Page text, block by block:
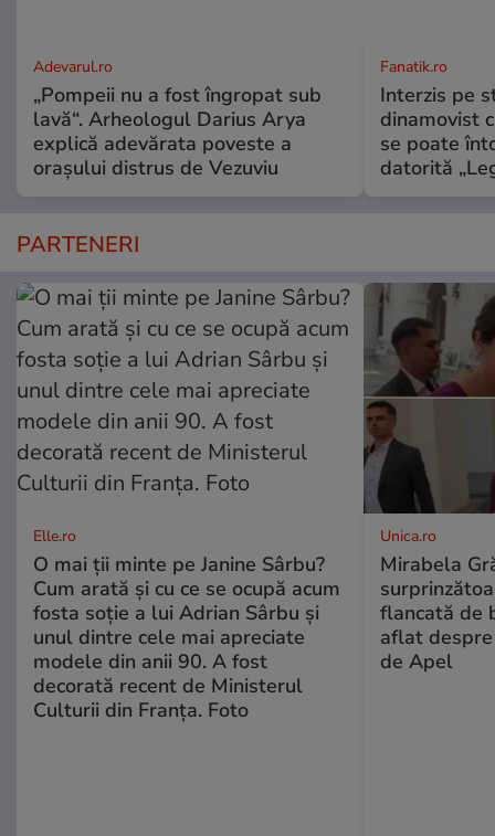
Adevarul.ro
„Pompeii nu a fost îngropat sub
lavă“. Arheologul Darius Arya
explică adevărata poveste a
orașului distrus de Vezuviu
Fanatik.ro
Interzis pe
dinamovist
se poate
datorită
PARTENERI
Elle.ro
O mai ții minte pe Janine Sârbu?
Cum arată și cu ce se ocupă acum
fosta soție a lui Adrian Sârbu și
unul dintre cele mai apreciate
modele din anii 90. A fost
decorată recent de Ministerul
Culturii din Franța. Foto
Unica.ro
Mirabela
flancată de
aflat
de Apel